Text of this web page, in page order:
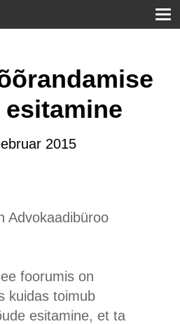
2015
Advokaadibüroo
foorumis on
kuidas toimub
esitamine, et ta